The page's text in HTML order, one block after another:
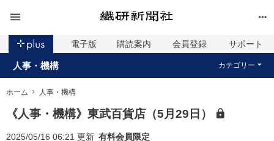
電子版 購読案内 会員登録 サポート
人事・機構 カテゴリー
ホーム 人事・機構
《人事・機構》東武百貨店（5月29日）
2025/05/16 06:21 更新 有料会員限定